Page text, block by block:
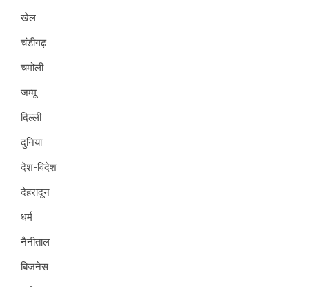
खेल
चंडीगढ़
चमोली
जम्मू
दिल्ली
दुनिया
देश-विदेश
देहरादून
धर्म
नैनीताल
बिजनेस